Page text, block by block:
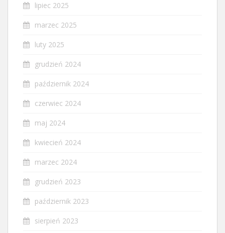
lipiec 2025
marzec 2025
luty 2025
grudzień 2024
październik 2024
czerwiec 2024
maj 2024
kwiecień 2024
marzec 2024
grudzień 2023
październik 2023
sierpień 2023